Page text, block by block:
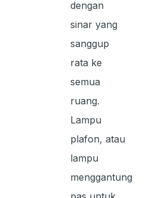
dengan
sinar yang
sanggup
rata ke
semua
ruang.
Lampu
plafon, atau
lampu
menggantung